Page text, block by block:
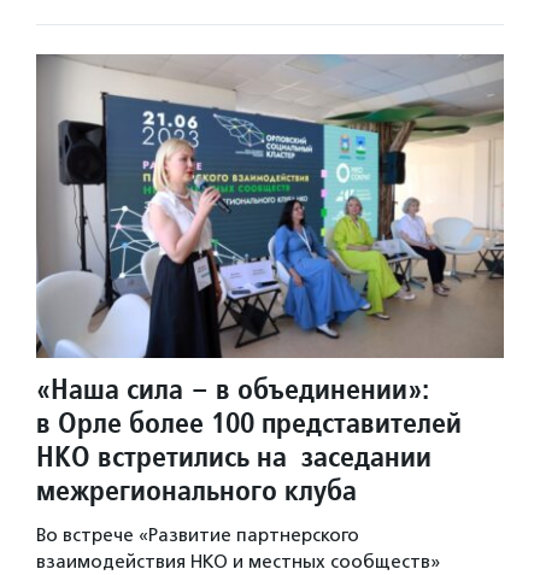
«Наша сила – в объединении»:
в Орле более 100 представителей
НКО встретились на заседании
межрегионального клуба
Во встрече «Развитие партнерского
взаимодействия НКО и местных сообществ»